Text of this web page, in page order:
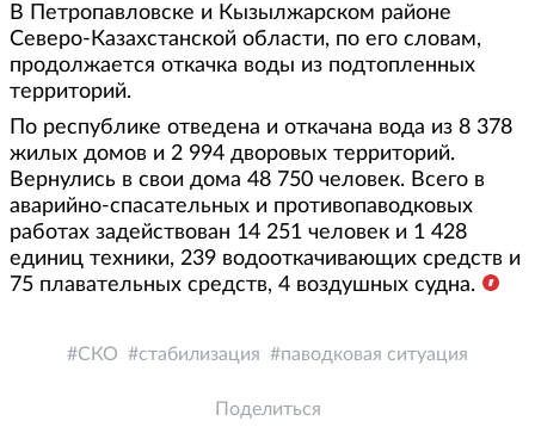
В Петропавловске и Кызылжарском районе
Северо-Казахстанской области, по его словам,
продолжается откачка воды из подтопленных
территорий.
По республике отведена и откачана вода из 8 378
жилых домов и 2 994 дворовых территорий.
Вернулись в свои дома 48 750 человек. Всего в
аварийно-спасательных и противопаводковых
работах задействован 14 251 человек и 1 428
единиц техники, 239 водооткачивающих средств и
75 плавательных средств, 4 воздушных судна.
СКО стабилизация паводковая ситуация
Поделиться